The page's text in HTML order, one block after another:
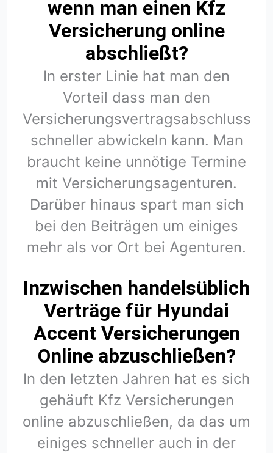
wenn man einen Kfz
Versicherung online
abschließt?
In erster Linie hat man den
Vorteil dass man den
Versicherungsvertragsabschluss
schneller abwickeln kann. Man
braucht keine unnötige Termine
mit Versicherungsagenturen.
Darüber hinaus spart man sich
bei den Beiträgen um einiges
mehr als vor Ort bei Agenturen.
Inzwischen handelsüblich
Verträge für Hyundai
Accent Versicherungen
Online abzuschließen?
In den letzten Jahren hat es sich
gehäuft Kfz Versicherungen
online abzuschließen, da das um
einiges schneller auch in der